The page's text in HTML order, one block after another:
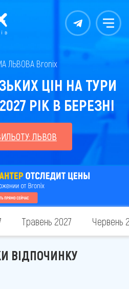
Контакты Меню
ЛЬВОВА Bronix
ЦІН НА ТУРИ
РІК В БЕРЕЗНІ
ЛЬВОВ
Травень 2027 Червень
ВІДПОЧИНКУ